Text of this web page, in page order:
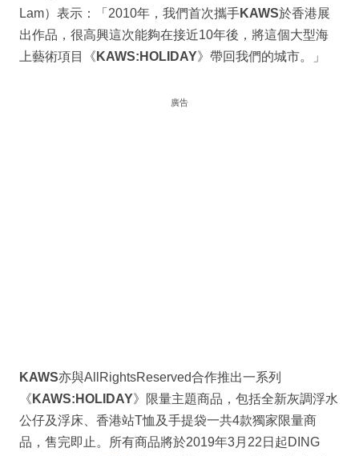
Lam）表示：「2010年，我們首次攜手KAWS於香港展
出作品，很高興這次能夠在接近10年後，將這個大型海
上藝術項目《 KAWS:HOLIDAY》帶回我們的城市。」
廣告
KAWS亦與AllRightsReserved合作推出一系列
《 KAWS:HOLIDAY》限量主題商品，包括全新灰調浮水
公仔及浮床、香港站T恤及手提袋一共4款獨家限量商
品，售完即止。所有商品將於2019年3月22日起DING